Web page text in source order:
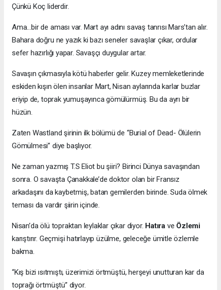
Çünkü Koç liderdir.
Ama…bir de aması var. Mart ayı adını savaş tanrısı Mars’tan alır.
Bahara doğru ne yazık ki bazı seneler savaşlar çıkar, ordular
sefer hazırlığı yapar. Savaşçı duygular artar.
Savaşın çıkmasıyla kötü haberler gelir. Kuzey memleketlerinde
eskiden kışın ölen insanlar Mart, Nisan aylarında karlar buzlar
eriyip de, toprak yumuşayınca gömülürmüş. Bu da ayrı bir
hüzün.
Zaten Wastland şirinin ilk bölümü de “Burial of Dead- Ölülerin
Gömülmesi” diye başlıyor.
Ne zaman yazmış T.S Eliot bu şiiri? Birinci Dünya savaşından
sonra. O savaşta Çanakkale’de doktor olan bir Fransız
arkadaşını da kaybetmiş, batan gemilerden birinde. Suda ölmek
teması da vardır şiirin içinde.
Nisan’da ölü topraktan leylaklar çıkar diyor. Hatıra ve Özlemi
karıştırır. Geçmişi hatırlayıp üzülme, geleceğe ümitle özlemle
bakma.
“Kış bizi ısıtmıştı, üzerimizi örtmüştü, herşeyi unutturan kar da
toprağı örtmüştü” diyor.